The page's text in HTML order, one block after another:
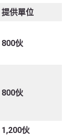
提供單位
800伙
800伙
1,200伙